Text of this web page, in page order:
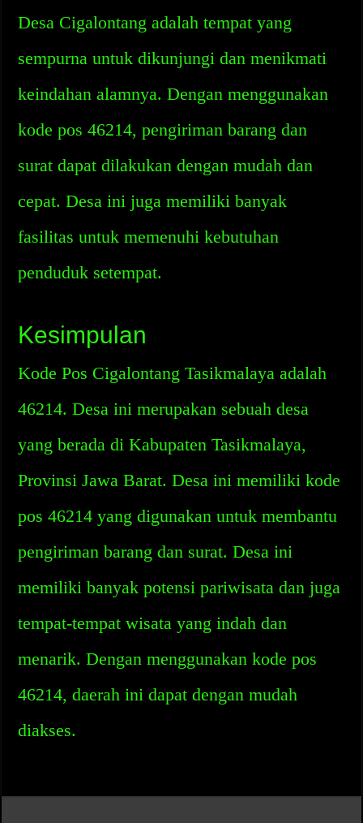
Desa Cigalontang adalah tempat yang
sempurna untuk dikunjungi dan menikmati
keindahan alamnya. Dengan menggunakan
kode pos 46214, pengiriman barang dan
surat dapat dilakukan dengan mudah dan
cepat. Desa ini juga memiliki banyak
fasilitas untuk memenuhi kebutuhan
penduduk setempat.
Kesimpulan
Kode Pos Cigalontang Tasikmalaya adalah
46214. Desa ini merupakan sebuah desa
yang berada di Kabupaten Tasikmalaya,
Provinsi Jawa Barat. Desa ini memiliki kode
pos 46214 yang digunakan untuk membantu
pengiriman barang dan surat. Desa ini
memiliki banyak potensi pariwisata dan juga
tempat-tempat wisata yang indah dan
menarik. Dengan menggunakan kode pos
46214, daerah ini dapat dengan mudah
diakses.